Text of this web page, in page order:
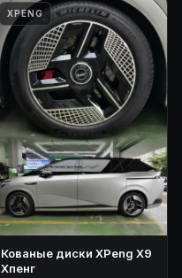
XPENG
Кованые диски XPeng X9
Хпенг